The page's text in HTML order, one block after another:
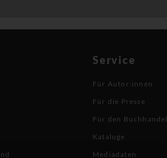
Service
Für Autor:innen
Für die Presse
Für den Buchhandel
Kataloge
Mediadaten